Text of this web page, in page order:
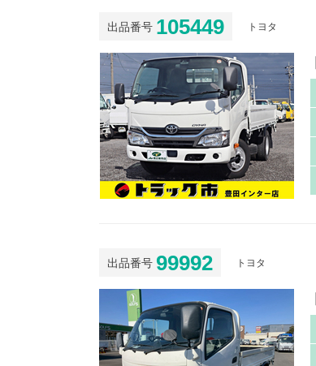
出品番号 105449 トヨタ
出品番号 99992 トヨタ